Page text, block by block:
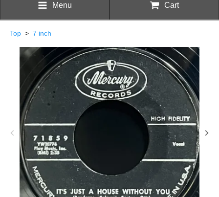
Menu Cart
Top > 7 inch